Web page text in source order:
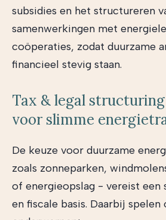
subsidies en het structureren
samenwerkingen met
coöperaties, zodat duurzame
financieel stevig staan.
Tax & legal structuring
voor slimme
De keuze voor duurzame
zoals zonneparken,
of energieopslag - vereist een
en fiscale basis. Daarbij